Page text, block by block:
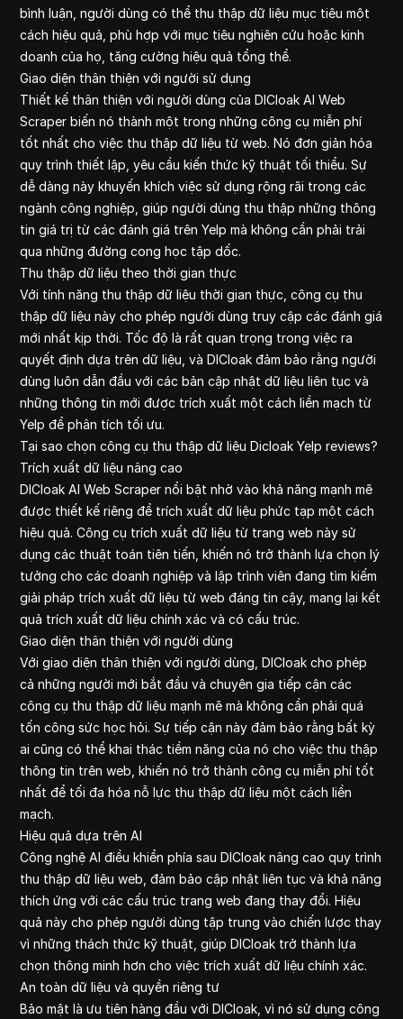
bình luận, người dùng có thể thu thập dữ liệu mục tiêu một
cách hiệu quả, phù hợp với mục tiêu nghiên cứu hoặc kinh
doanh của họ, tăng cường hiệu quả tổng thể.
Giao diện thân thiện với người sử dụng
Thiết kế thân thiện với người dùng của DICloak AI Web
Scraper biến nó thành một trong những công cụ miễn phí
tốt nhất cho việc thu thập dữ liệu từ web. Nó đơn giản hóa
quy trình thiết lập, yêu cầu kiến thức kỹ thuật tối thiểu. Sự
dễ dàng này khuyến khích việc sử dụng rộng rãi trong các
ngành công nghiệp, giúp người dùng thu thập những thông
tin giá trị từ các đánh giá trên Yelp mà không cần phải trải
qua những đường cong học tập dốc.
Thu thập dữ liệu theo thời gian thực
Với tính năng thu thập dữ liệu thời gian thực, công cụ thu
thập dữ liệu này cho phép người dùng truy cập các đánh giá
mới nhất kịp thời. Tốc độ là rất quan trọng trong việc ra
quyết định dựa trên dữ liệu, và DICloak đảm bảo rằng người
dùng luôn dẫn đầu với các bản cập nhật dữ liệu liên tục và
những thông tin mới được trích xuất một cách liền mạch từ
Yelp để phân tích tối ưu.
Tại sao chọn công cụ thu thập dữ liệu Dicloak Yelp reviews?
Trích xuất dữ liệu nâng cao
DICloak AI Web Scraper nổi bật nhờ vào khả năng mạnh mẽ
được thiết kế riêng để trích xuất dữ liệu phức tạp một cách
hiệu quả. Công cụ trích xuất dữ liệu từ trang web này sử
dụng các thuật toán tiên tiến, khiến nó trở thành lựa chọn lý
tưởng cho các doanh nghiệp và lập trình viên đang tìm kiếm
giải pháp trích xuất dữ liệu từ web đáng tin cậy, mang lại kết
quả trích xuất dữ liệu chính xác và có cấu trúc.
Giao diện thân thiện với người dùng
Với giao diện thân thiện với người dùng, DICloak cho phép
cả những người mới bắt đầu và chuyên gia tiếp cận các
công cụ thu thập dữ liệu mạnh mẽ mà không cần phải quá
tốn công sức học hỏi. Sự tiếp cận này đảm bảo rằng bất kỳ
ai cũng có thể khai thác tiềm năng của nó cho việc thu thập
thông tin trên web, khiến nó trở thành công cụ miễn phí tốt
nhất để tối đa hóa nỗ lực thu thập dữ liệu một cách liền
mạch.
Hiệu quả dựa trên AI
Công nghệ AI điều khiển phía sau DICloak nâng cao quy trình
thu thập dữ liệu web, đảm bảo cập nhật liên tục và khả năng
thích ứng với các cấu trúc trang web đang thay đổi. Hiệu
quả này cho phép người dùng tập trung vào chiến lược thay
vì những thách thức kỹ thuật, giúp DICloak trở thành lựa
chọn thông minh hơn cho việc trích xuất dữ liệu chính xác.
An toàn dữ liệu và quyền riêng tư
Bảo mật là ưu tiên hàng đầu với DICloak, vì nó sử dụng công